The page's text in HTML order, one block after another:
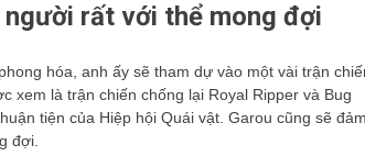
rất với thể mong đợi
hóa, anh ấy sẽ tham dự vào một vài trận
xem là trận chiến chống lại Royal Ripper và Bug
tiện của Hiệp hội Quái vật. Garou cũng sẽ đảm
đợi.